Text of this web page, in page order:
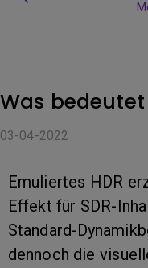
Was bedeutet
03-04-2022
Emuliertes HDR
Effekt für SDR-
Standard-
dennoch die